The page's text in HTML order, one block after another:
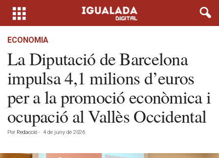
ECONOMIA
La Diputació de Barcelona
impulsa 4,1 milions d’euros
per a la promoció econòmica i
ocupació al Vallès Occidental
Por Redacció - 4 de juny de 2026